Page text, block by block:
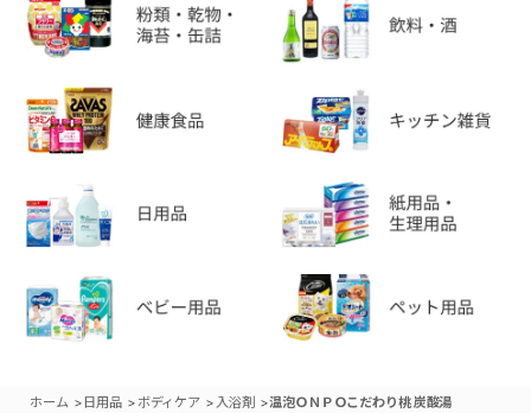
ホーム > 日用品 > ボディケア > 入浴剤 >温泡ＯＮＰＯこだわり桃 炭酸湯